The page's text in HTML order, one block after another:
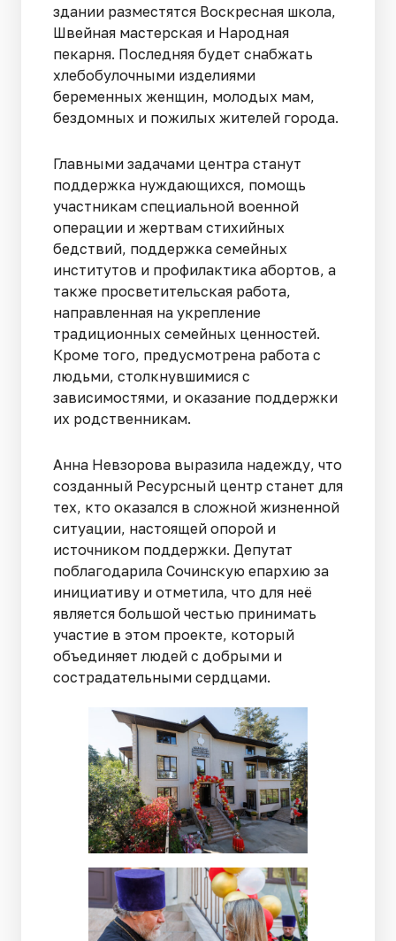
здании разместятся Воскресная школа,
Швейная мастерская и Народная
пекарня. Последняя будет снабжать
хлебобулочными изделиями
беременных женщин, молодых мам,
бездомных и пожилых жителей города.
Главными задачами центра станут
поддержка нуждающихся, помощь
участникам специальной военной
операции и жертвам стихийных
бедствий, поддержка семейных
институтов и профилактика абортов, а
также просветительская работа,
направленная на укрепление
традиционных семейных ценностей.
Кроме того, предусмотрена работа с
людьми, столкнувшимися с
зависимостями, и оказание поддержки
их родственникам.
Анна Невзорова выразила надежду, что
созданный Ресурсный центр станет для
тех, кто оказался в сложной жизненной
ситуации, настоящей опорой и
источником поддержки. Депутат
поблагодарила Сочинскую епархию за
инициативу и отметила, что для неё
является большой честью принимать
участие в этом проекте, который
объединяет людей с добрыми и
сострадательными сердцами.